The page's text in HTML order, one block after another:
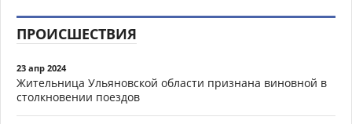
ПРОИСШЕСТВИЯ
23 апр 2024
Жительница Ульяновской области признана виновной в
столкновении поездов